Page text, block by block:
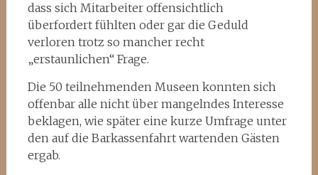
dass sich Mitarbeiter offensichtlich
überfordert fühlten oder gar die Geduld
verloren trotz so mancher recht
„erstaunlichen“ Frage.
Die 50 teilnehmenden Museen konnten sich
offenbar alle nicht über mangelndes Interesse
beklagen, wie später eine kurze Umfrage unter
den auf die Barkassenfahrt wartenden Gästen
ergab.